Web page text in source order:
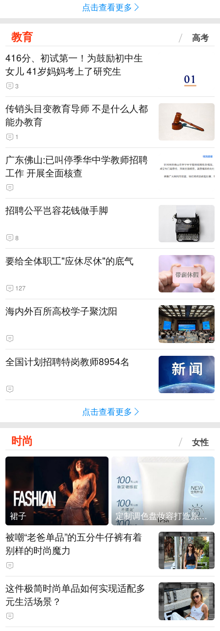
点击查看更多
教育 高考
416分、初试第一！为鼓励初中生
女儿 41岁妈妈考上了研究生
3
传销头目变教育导师 不是什么人都
能办教育
1
广东佛山:已叫停季华中学教师招聘
工作 开展全面核查
招聘公平岂容花钱做手脚
8
要给全体职工"应休尽休"的底气
127
海内外百所高校学子聚沈阳
全国计划招聘特岗教师8954名
点击查看更多
时尚 女性
裙子 定制调色盘妆容打造原生之美
被嘲“老爸单品”的五分牛仔裤有着
别样的时尚魔力
这件极简时尚单品如何实现适配多
元生活场景？